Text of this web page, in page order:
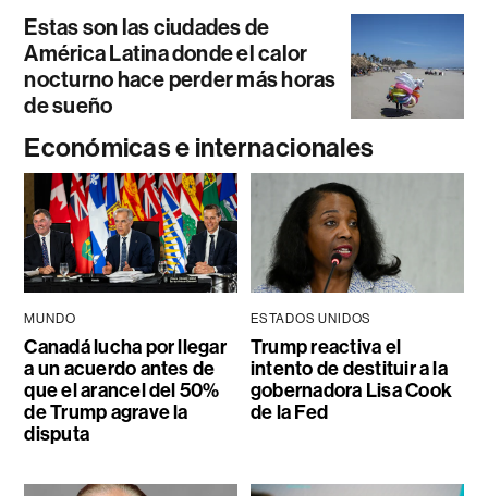
Estas son las ciudades de
América Latina donde el calor
nocturno hace perder más horas
de sueño
Económicas e internacionales
MUNDO
Canadá lucha por llegar
a un acuerdo antes de
que el arancel del 50%
de Trump agrave la
disputa
ESTADOS UNIDOS
Trump reactiva el
intento de destituir a la
gobernadora Lisa Cook
de la Fed